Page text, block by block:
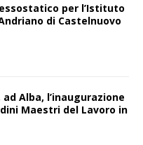
per l’Istituto
di Castelnuovo
Alba, l’inaugurazione
Maestri del Lavoro in